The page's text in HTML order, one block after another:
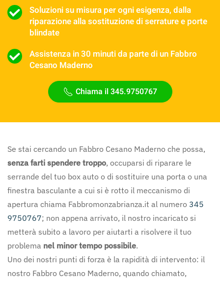
Soluzioni su misura per ogni esigenza, dalla
riparazione alla sostituzione di serrature e porte
blindate
Assistenza in 30 minuti da parte di un Fabbro
Cesano Maderno
Chiama il 345.9750767
Se stai cercando un Fabbro Cesano Maderno che possa,
senza farti spendere troppo, occuparsi di riparare le
serrande del tuo box auto o di sostituire una porta o una
finestra basculante a cui si è rotto il meccanismo di
apertura chiama Fabbromonzabrianza.it al numero 345
9750767; non appena arrivato, il nostro incaricato si
metterà subito a lavoro per aiutarti a risolvere il tuo
problema nel minor tempo possibile.
Uno dei nostri punti di forza è la rapidità di intervento: il
nostro Fabbro Cesano Maderno, quando chiamato,